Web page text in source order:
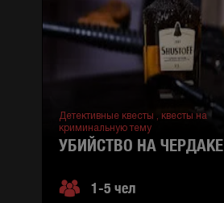
Детективные квесты , квесты на
криминальную тему
УБИЙСТВО НА ЧЕРДАКЕ
1-5 чел